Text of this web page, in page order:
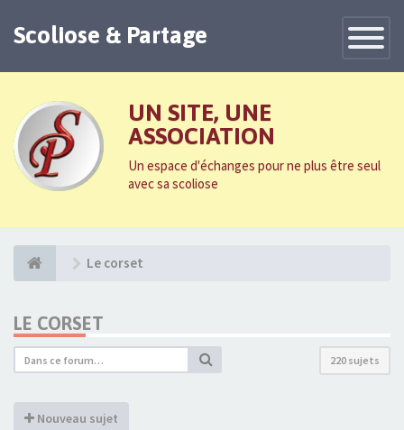
Toggle
Scoliose & Partage
UN SITE, UNE
ASSOCIATION
Un espace d'échanges pour ne plus être seul
avec sa scoliose
Le corset
LE CORSET
220 sujets
Nouveau sujet